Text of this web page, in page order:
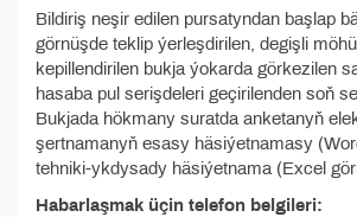
Bildiriş neşir edilen pursatyndan başlap
görnüşde teklip ýerleşdirilen, degişli
kepillendirilen bukja ýokarda görkezilen
hasaba pul serişdeleri geçirilenden soň
Bukjada hökmany suratda anketanyň
şertnamanyň esasy häsiýetnamasy
tehniki-ykdysady häsiýetnama (Excel
Habarlaşmak üçin telefon belgileri: